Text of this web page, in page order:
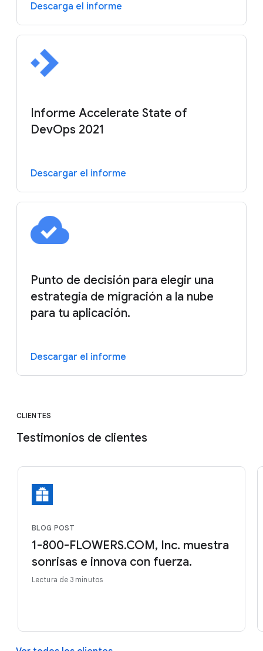
Descarga el informe
Informe Accelerate State of
DevOps 2021
Descargar el informe
Punto de decisión para elegir una
estrategia de migración a la nube
para tu aplicación.
Descargar el informe
CLIENTES
Testimonios de clientes
BLOG POST
1-800-FLOWERS.COM, Inc. muestra
sonrisas e innova con fuerza.
Lectura de 3 minutos